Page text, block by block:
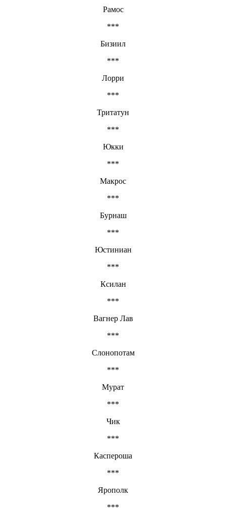
Рамос
***
Бизиил
***
Лорри
***
Тритатун
***
Юкки
***
Макрос
***
Бурнаш
***
Юстиниан
***
Ксилан
***
Вагнер Лав
***
Слонопотам
***
Мурат
***
Чик
***
Каспероша
***
Ярополк
***